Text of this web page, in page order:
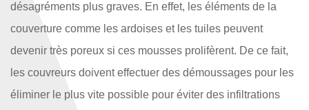
désagréments plus graves. En effet, les éléments de la
couverture comme les ardoises et les tuiles peuvent
devenir très poreux si ces mousses prolifèrent. De ce fait,
les couvreurs doivent effectuer des démoussages pour les
éliminer le plus vite possible pour éviter des infiltrations